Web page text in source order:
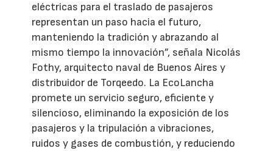
eléctricas para el traslado de pasajeros
representan un paso hacia el futuro,
manteniendo la tradición y abrazando al
mismo tiempo la innovación”, señala Nicolás
Fothy, arquitecto naval de Buenos Aires y
distribuidor de Torqeedo. La EcoLancha
promete un servicio seguro, eficiente y
silencioso, eliminando la exposición de los
pasajeros y la tripulación a vibraciones,
ruidos y gases de combustión, y reduciendo